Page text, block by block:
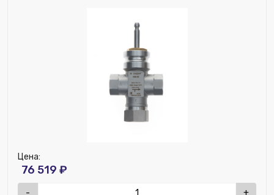
Возможность установки термодатчика:
Цена:
76 519 ₽
- +